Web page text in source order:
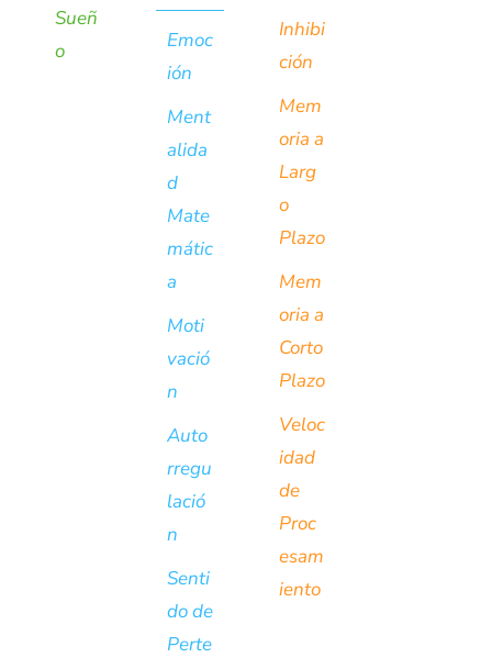
Sueñ
o
Emoc
ión
Ment
alida
d
Mate
mátic
a
Moti
vació
n
Auto
rregu
lació
n
Senti
do de
Perte
Inhibi
ción
Mem
oria a
Larg
o
Plazo
Mem
oria a
Corto
Plazo
Veloc
idad
de
Proc
esam
iento